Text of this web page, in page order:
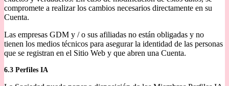
compromete a realizar los cambios necesarios directamente en su
Cuenta.
Las empresas GDM y / o sus afiliadas no están obligadas y no
tienen los medios técnicos para asegurar la identidad de las personas
que se registran en el Sitio Web y que abren una Cuenta.
6.3 Perfiles IA